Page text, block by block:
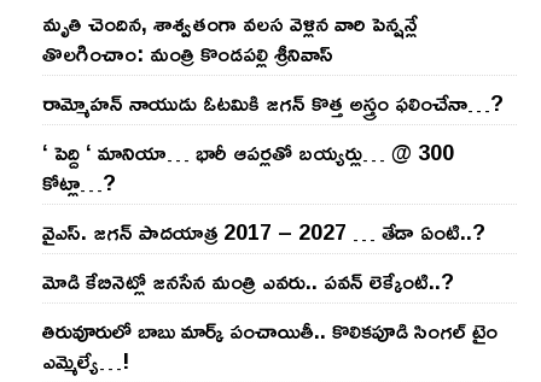
మృతి చెందిన, శాశ్వతంగా వలస వెళ్లిన వారి పెన్ష‌న్లే
తొల‌గించాం: మంత్రి కొండపల్లి శ్రీనివాస్
రామ్మోహ‌న్ నాయుడు ఓట‌మికి జ‌గ‌న్ కొత్త అస్త్రం ఫ‌లించేనా…?
‘ పెద్ది ‘ మానియా… భారీ ఆప‌ర్ల‌తో బ‌య్య‌ర్లు… @ 300
కోట్లా…?
వైఎస్‌. జ‌గ‌న్ పాద‌యాత్ర 2017 – 2027 … తేడా ఏంటి..?
మోడి కేబినెట్లో జ‌నసేన మంత్రి ఎవ‌రు.. ప‌వ‌న్ లెక్కేంటి..?
తిరువూరులో బాబు మార్క్ పంచాయితీ.. కొలిక‌పూడి సింగ‌ల్ టైం
ఎమ్మెల్యే…!